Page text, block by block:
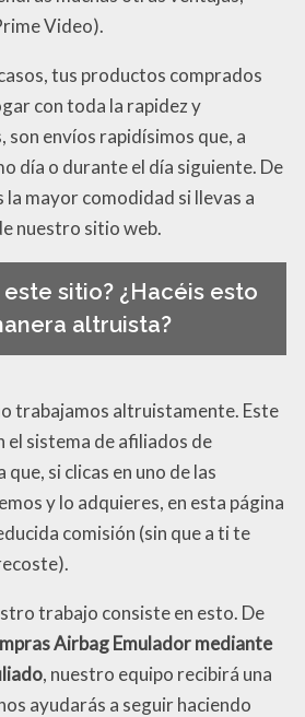
Video).
tus productos comprados
con toda la rapidez y
son envíos rapidísimos que, a
día o durante el día siguiente. De
mayor comodidad si llevas a
nuestro sitio web.
sitio? ¿Hacéis esto
altruista?
trabajamos altruistamente. Este
el sistema de afiliados de
si clicas en uno de las
y lo adquieres, en esta página
comisión (sin que a ti te
trabajo consiste en esto. De
Airbag Emulador mediante
, nuestro equipo recibirá una
ayudarás a seguir haciendo